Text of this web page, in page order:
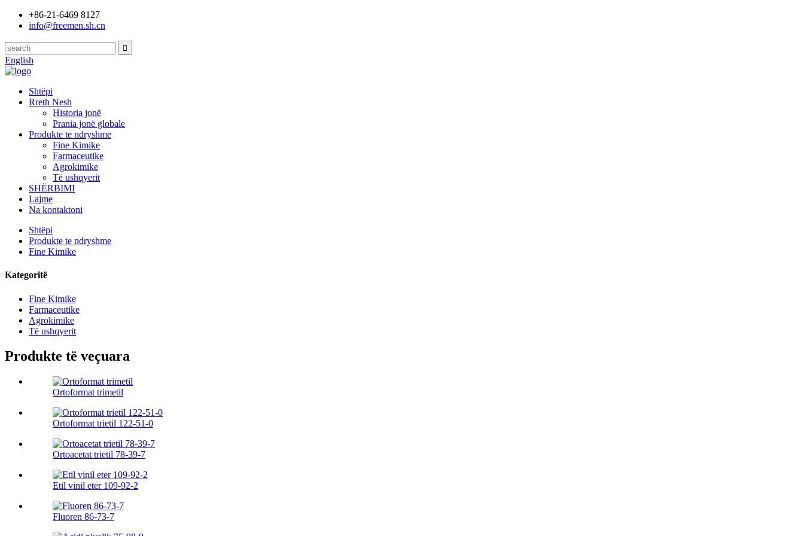
+86-21-6469 8127
info@freemen.sh.cn
English
Shtëpi
Rreth Nesh
Historia jonë
Prania jonë globale
Produkte te ndryshme
Fine Kimike
Farmaceutike
Agrokimike
Të ushqyerit
SHËRBIMI
Lajme
Na kontaktoni
Shtëpi
Produkte te ndryshme
Fine Kimike
Kategoritë
Fine Kimike
Farmaceutike
Agrokimike
Të ushqyerit
Produkte të veçuara
Ortoformat trimetil
Ortoformat trietil 122-51-0
Ortoacetat trietil 78-39-7
Etil vinil eter 109-92-2
Fluoren 86-73-7